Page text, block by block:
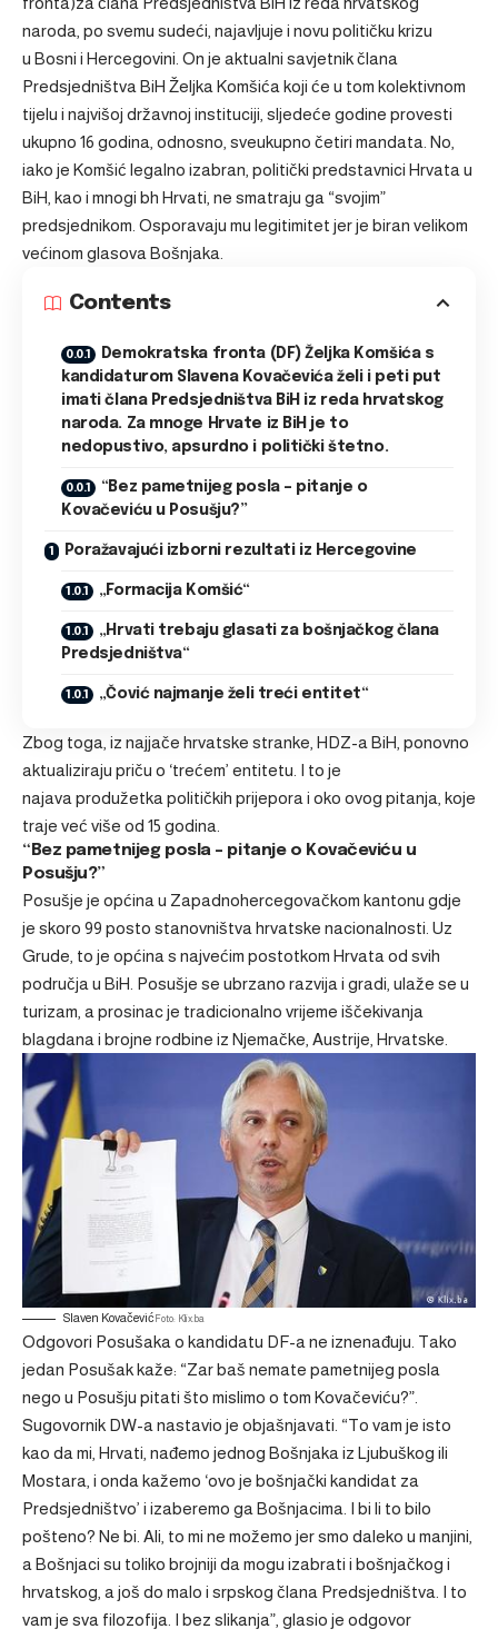
naroda, po svemu sudeći, najavljuje i novu političku krizu
u Bosni i Hercegovini . On je aktualni savjetnik člana
Predsjedništva BiH Željka Komšića koji će u tom kolektivnom
tijelu i najvišoj državnoj instituciji, sljedeće godine provesti
ukupno 16 godina, odnosno, sveukupno četiri mandata. No,
iako je Komšić legalno izabran, politički predstavnici Hrvata u
BiH, kao i mnogi bh Hrvati, ne smatraju ga “svojim”
predsjednikom. Osporavaju mu legitimitet jer je biran velikom
većinom glasova Bošnjaka.
Contents
Demokratska fronta (DF) Željka Komšića s
kandidaturom Slavena Kovačevića želi i peti put
imati člana Predsjedništva BiH iz reda hrvatskog
naroda. Za mnoge Hrvate iz BiH je to
nedopustivo, apsurdno i politički štetno.
“Bez pametnijeg posla – pitanje o
Kovačeviću u Posušju?”
Poražavajući izborni rezultati iz Hercegovine
„Formacija Komšić“
„Hrvati trebaju glasati za bošnjačkog člana
Predsjedništva“
„Čović najmanje želi treći entitet“
Zbog toga, iz najjače hrvatske stranke, HDZ-a BiH, ponovno
aktualiziraju priču o ‘trećem’ entitetu. I to je
najava produžetka političkih prijepora i oko ovog pitanja , koje
traje već više od 15 godina.
“Bez pametnijeg posla – pitanje o Kovačeviću u
Posušju?”
Posušje je općina u Zapadnohercegovačkom kantonu gdje
je skoro 99 posto stanovništva hrvatske nacionalnosti. Uz
Grude, to je općina s najvećim postotkom Hrvata od svih
područja u BiH. Posušje se ubrzano razvija i gradi, ulaže se u
turizam, a prosinac je tradicionalno vrijeme iščekivanja
blagdana i brojne rodbine iz Njemačke, Austrije, Hrvatske.
Slaven Kovačević Foto: Klix.ba
Odgovori Posušaka o kandidatu DF-a ne iznenađuju. Tako
jedan Posušak kaže: “Zar baš nemate pametnijeg posla
nego u Posušju pitati što mislimo o tom Kovačeviću?”.
Sugovornik DW-a nastavio je objašnjavati. “To vam je isto
kao da mi, Hrvati, nađemo jednog Bošnjaka iz Ljubuškog ili
Mostara, i onda kažemo ‘ovo je bošnjački kandidat za
Predsjedništvo’ i izaberemo ga Bošnjacima. I bi li to bilo
pošteno? Ne bi. Ali, to mi ne možemo jer smo daleko u manjini,
a Bošnjaci su toliko brojniji da mogu izabrati i bošnjačkog i
hrvatskog, a još do malo i srpskog člana Predsjedništva. I to
vam je sva filozofija. I bez slikanja”, glasio je odgovor